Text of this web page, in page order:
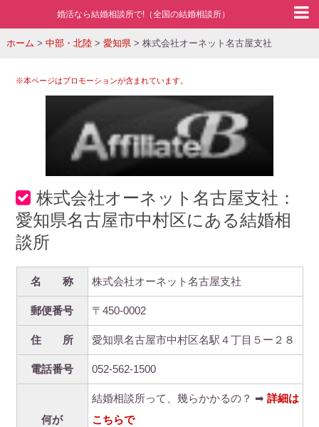
婚活なら結婚相談所で!（全国の結婚相談所）
ホーム > 中部・北陸> 愛知県> 株式会社オーネット名古屋支社
※本ページはプロモーションが含まれています。
株式会社オーネット名古屋支社：
愛知県名古屋市中村区にある結婚相
談所
名 称 株式会社オーネット名古屋支社
郵便番号 〒450-0002
住 所 愛知県名古屋市中村区名駅４丁目５ー２８
電話番号 052-562-1500
何が
結婚相談所って、幾らかかるの？ ➡ 詳細は
こちらで